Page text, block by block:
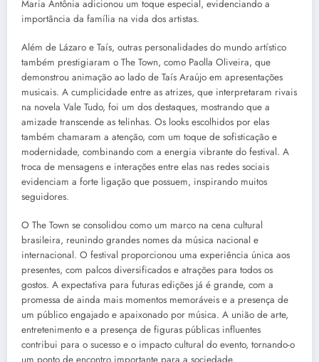
Maria Antônia adicionou um toque especial, evidenciando a
importância da família na vida dos artistas.
Além de Lázaro e Taís, outras personalidades do mundo artístico
também prestigiaram o The Town, como Paolla Oliveira, que
demonstrou animação ao lado de Taís Araújo em apresentações
musicais. A cumplicidade entre as atrizes, que interpretaram rivais
na novela Vale Tudo, foi um dos destaques, mostrando que a
amizade transcende as telinhas. Os looks escolhidos por elas
também chamaram a atenção, com um toque de sofisticação e
modernidade, combinando com a energia vibrante do festival. A
troca de mensagens e interações entre elas nas redes sociais
evidenciam a forte ligação que possuem, inspirando muitos
seguidores.
O The Town se consolidou como um marco na cena cultural
brasileira, reunindo grandes nomes da música nacional e
internacional. O festival proporcionou uma experiência única aos
presentes, com palcos diversificados e atrações para todos os
gostos. A expectativa para futuras edições já é grande, com a
promessa de ainda mais momentos memoráveis e a presença de
um público engajado e apaixonado por música. A união de arte,
entretenimento e a presença de figuras públicas influentes
contribui para o sucesso e o impacto cultural do evento, tornando-o